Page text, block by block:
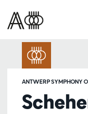
ANTWERP SYMPHONY